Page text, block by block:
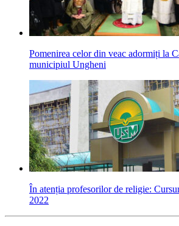
Pomenirea celor din veac adormiți la
municipiul Ungheni
În atenția profesorilor de religie:
2022